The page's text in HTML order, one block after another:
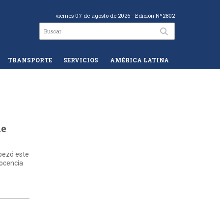
viernes 07 de agosto de 2026 - Edición Nº2802
TRANSPORTE SERVICIOS AMÉRICA LATINA
este